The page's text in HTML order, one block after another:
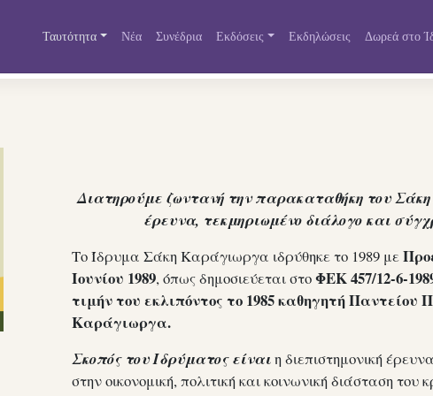
Ταυτότητα Νέα Συνέδρια Εκδόσεις Εκδηλώσεις Δωρεά στο
Διατηρούμε ζωντανή την παρακαταθήκη του
έρευνα, τεκμηριωμένο διάλογο και
Το Ίδρυμα Σάκη Kαράγιωργα ιδρύθηκε το 1989 με
Ιουνίου 1989, όπως δημοσιεύεται στοΦΕK 457/12-6-
τιμήν του εκλιπόντος το 1985 καθηγητή Παντείου
Kαράγιωργα.
Σκοπός του Ιδρύματος είναιη διεπιστημονική
στην οικονομική, πολιτική και κοινωνική διάσταση του